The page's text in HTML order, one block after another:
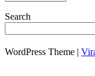
Search
WordPress Theme |